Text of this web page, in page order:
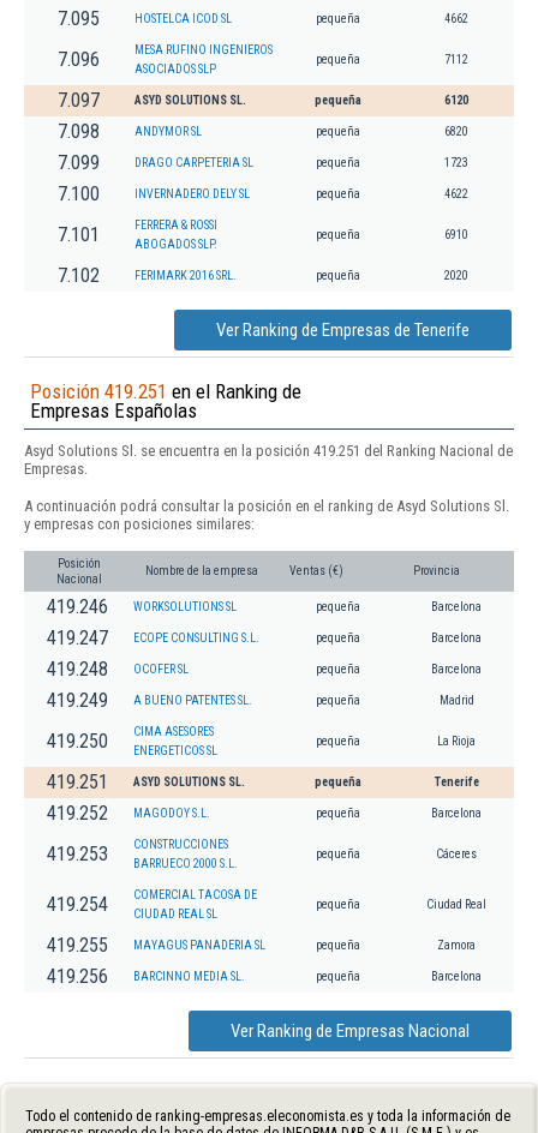
7.095 HOSTELCA ICOD SL pequeña 4662
7.096
MESA RUFINO INGENIEROS
ASOCIADOS SLP
pequeña 7112
7.097 ASYD SOLUTIONS SL. pequeña 6120
7.098 ANDYMOR SL pequeña 6820
7.099 DRAGO CARPETERIA SL pequeña 1723
7.100 INVERNADERO DELY SL pequeña 4622
7.101
FERRERA & ROSSI
ABOGADOS SLP.
pequeña 6910
7.102 FERIMARK 2016 SRL. pequeña 2020
Ver Ranking de Empresas de Tenerife
Posición 419.251 en el Ranking de
Empresas Españolas
Asyd Solutions Sl. se encuentra en la posición 419.251 del Ranking Nacional de
Empresas.
A continuación podrá consultar la posición en el ranking de Asyd Solutions Sl.
y empresas con posiciones similares:
Posición
Nacional
Nombre de la empresa Ventas (€) Provincia
419.246 WORKSOLUTIONS SL pequeña Barcelona
419.247 ECOPE CONSULTING S.L. pequeña Barcelona
419.248 OCOFER SL pequeña Barcelona
419.249 A BUENO PATENTES SL. pequeña Madrid
419.250
CIMA ASESORES
ENERGETICOS SL
pequeña La Rioja
419.251 ASYD SOLUTIONS SL. pequeña Tenerife
419.252 MAGODOY S.L. pequeña Barcelona
419.253
CONSTRUCCIONES
BARRUECO 2000 S.L.
pequeña Cáceres
419.254
COMERCIAL TACOSA DE
CIUDAD REAL SL
pequeña Ciudad Real
419.255 MAYAGUS PANADERIA SL pequeña Zamora
419.256 BARCINNO MEDIA SL. pequeña Barcelona
Ver Ranking de Empresas Nacional
Todo el contenido de ranking-empresas.eleconomista.es y toda la información de